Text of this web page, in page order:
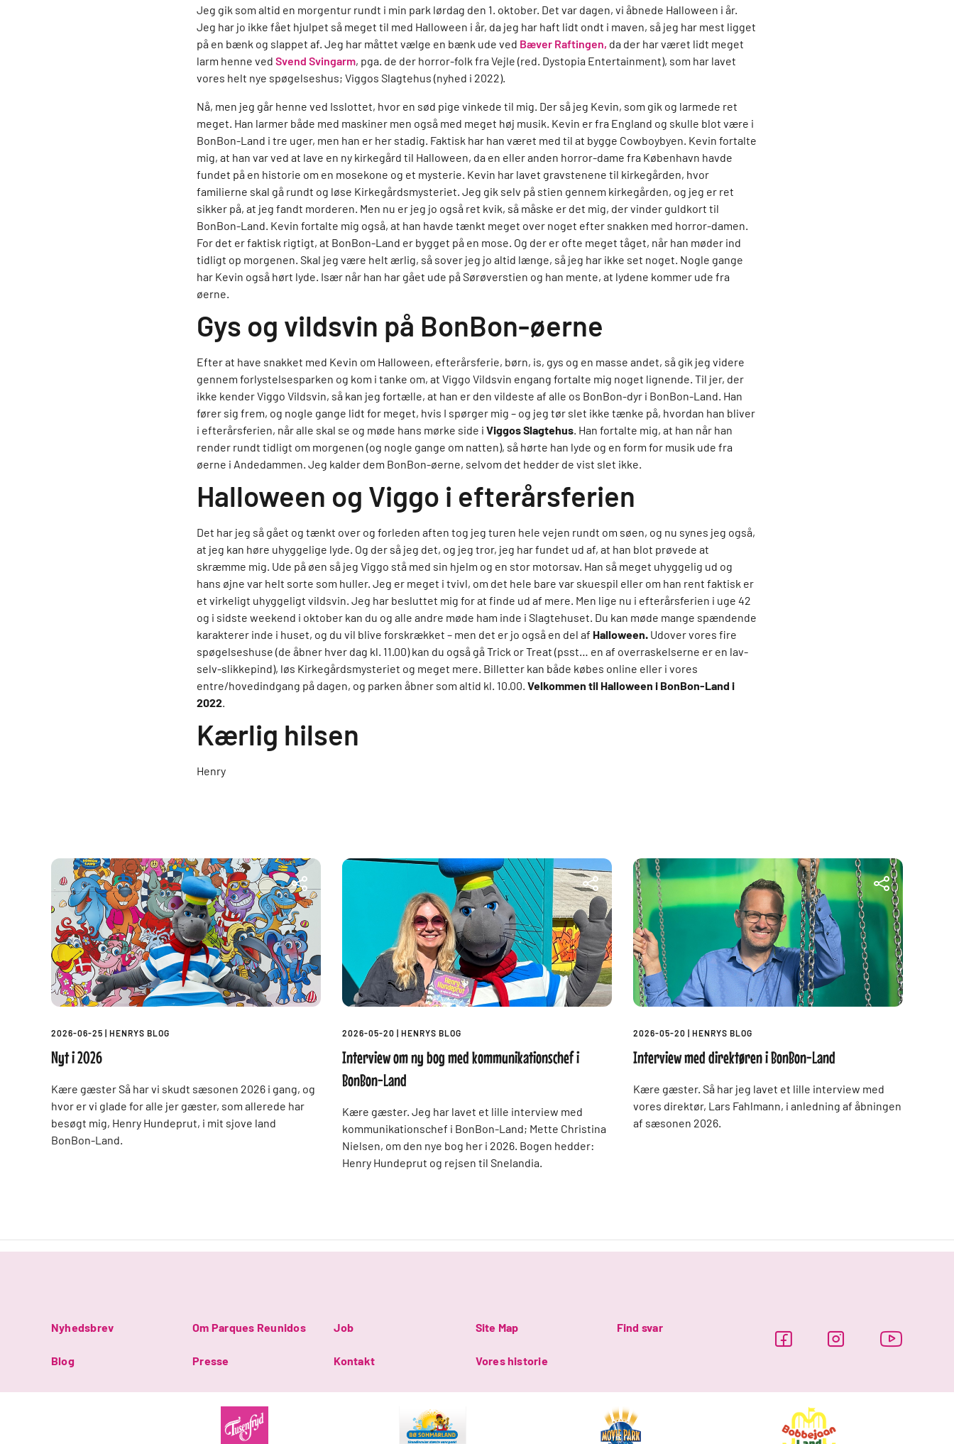
Jeg gik som altid en morgentur rundt i min park lørdag den 1. oktober. Det var dagen, vi åbnede Halloween i år.
Jeg har jo ikke fået hjulpet så meget til med Halloween i år, da jeg har haft lidt ondt i maven, så jeg har mest ligget
på en bænk og slappet af. Jeg har måttet vælge en bænk ude ved Bæver Raftingen, da der har været lidt meget
larm henne ved Svend Svingarm, pga. de der horror-folk fra Vejle (red. Dystopia Entertainment), som har lavet
vores helt nye spøgelseshus; Viggos Slagtehus (nyhed i 2022).
Nå, men jeg går henne ved Isslottet, hvor en sød pige vinkede til mig. Der så jeg Kevin, som gik og larmede ret
meget. Han larmer både med maskiner men også med meget høj musik. Kevin er fra England og skulle blot være i
BonBon-Land i tre uger, men han er her stadig. Faktisk har han været med til at bygge Cowboybyen. Kevin fortalte
mig, at han var ved at lave en ny kirkegård til Halloween, da en eller anden horror-dame fra København havde
fundet på en historie om en mosekone og et mysterie. Kevin har lavet gravstenene til kirkegården, hvor
familierne skal gå rundt og løse Kirkegårdsmysteriet. Jeg gik selv på stien gennem kirkegården, og jeg er ret
sikker på, at jeg fandt morderen. Men nu er jeg jo også ret kvik, så måske er det mig, der vinder guldkort til
BonBon-Land. Kevin fortalte mig også, at han havde tænkt meget over noget efter snakken med horror-damen.
For det er faktisk rigtigt, at BonBon-Land er bygget på en mose. Og der er ofte meget tåget, når han møder ind
tidligt op morgenen. Skal jeg være helt ærlig, så sover jeg jo altid længe, så jeg har ikke set noget. Nogle gange
har Kevin også hørt lyde. Især når han har gået ude på Sørøverstien og han mente, at lydene kommer ude fra
øerne.
Gys og vildsvin på BonBon-øerne
Efter at have snakket med Kevin om Halloween, efterårsferie, børn, is, gys og en masse andet, så gik jeg videre
gennem forlystelsesparken og kom i tanke om, at Viggo Vildsvin engang fortalte mig noget lignende. Til jer, der
ikke kender Viggo Vildsvin, så kan jeg fortælle, at han er den vildeste af alle os BonBon-dyr i BonBon-Land. Han
fører sig frem, og nogle gange lidt for meget, hvis I spørger mig – og jeg tør slet ikke tænke på, hvordan han bliver
i efterårsferien, når alle skal se og møde hans mørke side i Viggos Slagtehus . Han fortalte mig, at han når han
render rundt tidligt om morgenen (og nogle gange om natten), så hørte han lyde og en form for musik ude fra
øerne i Andedammen. Jeg kalder dem BonBon-øerne, selvom det hedder de vist slet ikke.
Halloween og Viggo i efterårsferien
Det har jeg så gået og tænkt over og forleden aften tog jeg turen hele vejen rundt om søen, og nu synes jeg også,
at jeg kan høre uhyggelige lyde. Og der så jeg det, og jeg tror, jeg har fundet ud af, at han blot prøvede at
skræmme mig. Ude på øen så jeg Viggo stå med sin hjelm og en stor motorsav. Han så meget uhyggelig ud og
hans øjne var helt sorte som huller. Jeg er meget i tvivl, om det hele bare var skuespil eller om han rent faktisk er
et virkeligt uhyggeligt vildsvin. Jeg har besluttet mig for at finde ud af mere. Men lige nu i efterårsferien i uge 42
og i sidste weekend i oktober kan du og alle andre møde ham inde i Slagtehuset. Du kan møde mange spændende
karakterer inde i huset, og du vil blive forskrækket – men det er jo også en del af Halloween. Udover vores fire
spøgelseshuse (de åbner hver dag kl. 11.00) kan du også gå Trick or Treat (psst… en af overraskelserne er en lav-
selv-slikkepind), løs Kirkegårdsmysteriet og meget mere. Billetter kan både købes online eller i vores
entre/hovedindgang på dagen, og parken åbner som altid kl. 10.00. Velkommen til Halloween i BonBon-Land i
2022
Kærlig hilsen
Henry
2026-06-25 | HENRYS BLOG
Nyt i 2026
Kære gæster Så har vi skudt sæsonen 2026 i gang, og
hvor er vi glade for alle jer gæster, som allerede har
besøgt mig, Henry Hundeprut, i mit sjove land
BonBon-Land.
2026-05-20 | HENRYS BLOG
Interview om ny bog med kommunikationschef i
BonBon-Land
Kære gæster. Jeg har lavet et lille interview med
kommunikationschef i BonBon-Land; Mette Christina
Nielsen, om den nye bog her i 2026. Bogen hedder:
Henry Hundeprut og rejsen til Snelandia.
2026-05-20 | HENRYS BLOG
Interview med direktøren i BonBon-Land
Kære gæster. Så har jeg lavet et lille interview med
vores direktør, Lars Fahlmann, i anledning af åbningen
af sæsonen 2026.
Nyhedsbrev Om Parques Reunidos Job Site Map Find svar
Blog Presse Kontakt Vores historie